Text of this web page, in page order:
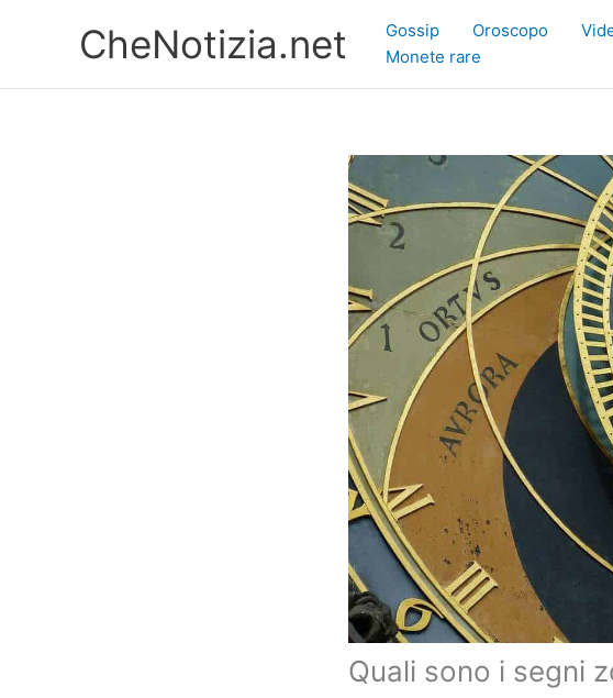
CheNotizia.net Gossip Oroscopo
Monete rare
Quali sono i segni